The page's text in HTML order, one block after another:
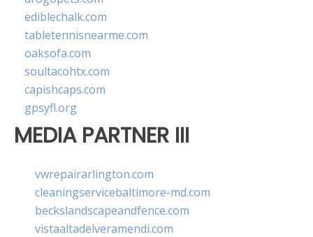
ediblechalk.com
tabletennisnearme.com
oaksofa.com
soultacohtx.com
capishcaps.com
gpsyfl.org
MEDIA PARTNER III
vwrepairarlington.com
cleaningservicebaltimore-md.com
beckslandscapeandfence.com
vistaaltadelveramendi.com